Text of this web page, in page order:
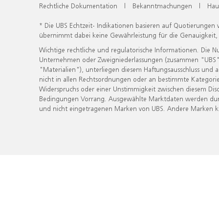
Rechtliche Dokumentation | Bekanntmachungen |
* Die UBS Echtzeit- Indikationen basieren auf
übernimmt dabei keine Gewährleistung für die
Wichtige rechtliche und regulatorische Informationen. Die
Unternehmen oder Zweigniederlassungen (zusammen
"Materialien"), unterliegen diesem Haftungsausschluss
nicht in allen Rechtsordnungen oder an bestimmte
Widerspruchs oder einer Unstimmigkeit zwischen diesem
Bedingungen Vorrang. Ausgewählte Marktdaten werden
und nicht eingetragenen Marken von UBS. Andere Marken